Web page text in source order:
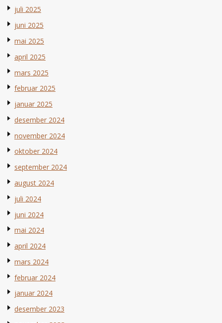
juli 2025
juni 2025
mai 2025
april 2025
mars 2025
februar 2025
januar 2025
desember 2024
november 2024
oktober 2024
september 2024
august 2024
juli 2024
juni 2024
mai 2024
april 2024
mars 2024
februar 2024
januar 2024
desember 2023